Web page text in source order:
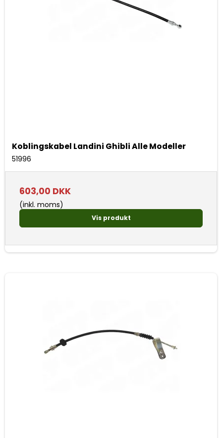
Koblingskabel Landini Ghibli Alle Modeller
51996
603,00 DKK
(inkl. moms)
Vis produkt